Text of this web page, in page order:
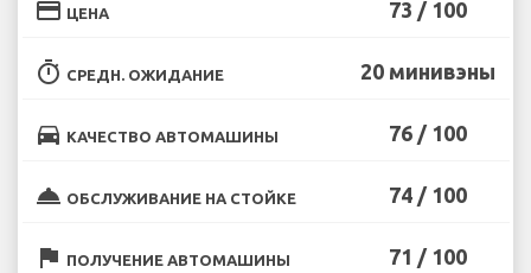
credit_card ЦЕНА 73 / 100
timer СРЕДН. ОЖИДАНИЕ 20 минивэны
directions_car КАЧЕСТВО АВТОМАШИНЫ 76 / 100
room_service ОБСЛУЖИВАНИЕ НА СТОЙКЕ 74 / 100
flag ПОЛУЧЕНИЕ АВТОМАШИНЫ 71 / 100